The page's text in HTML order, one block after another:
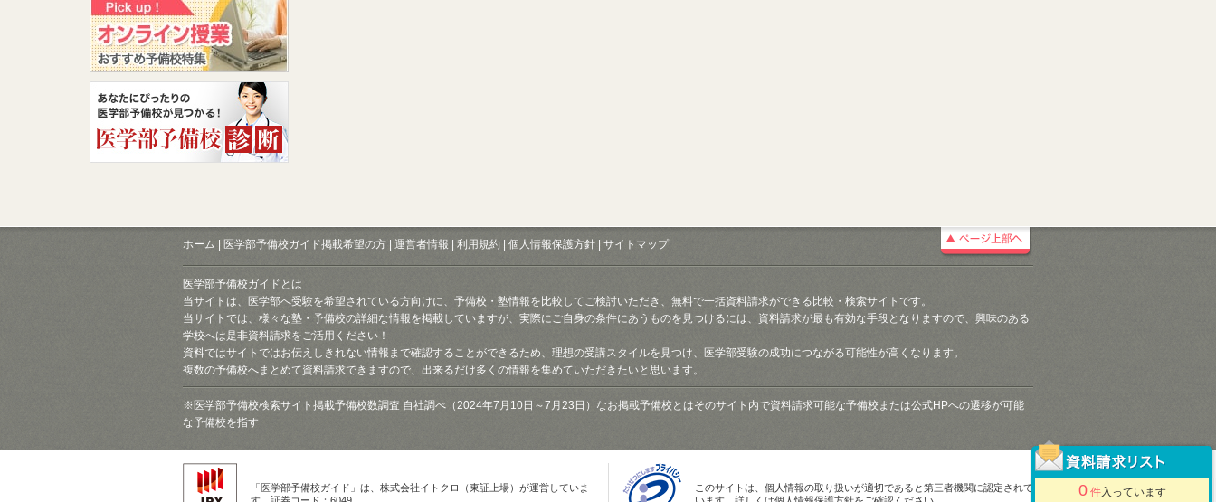
0 件入っています
ホーム 医学部予備校ガイド掲載希望の方 運営者情報 利用規約 個人情報保護方針 サイトマップ
医学部予備校ガイドとは
当サイトは、医学部へ受験を希望されている方向けに、予備校・塾情報を比較してご検討いただき、無料で一括資料請求ができる比較・検索サイトです。
当サイトでは、様々な塾・予備校の詳細な情報を掲載していますが、実際にご自身の条件にあうものを見つけるには、資料請求が最も有効な手段となりますので、興味のある
学校へは是非資料請求をご活用ください！
資料ではサイトではお伝えしきれない情報まで確認することができるため、理想の受講スタイルを見つけ、医学部受験の成功につながる可能性が高くなります。
複数の予備校へまとめて資料請求できますので、出来るだけ多くの情報を集めていただきたいと思います。
※医学部予備校検索サイト掲載予備校数調査 自社調べ（2024年7月10日～7月23日）なお掲載予備校とはそのサイト内で資料請求可能な予備校または公式HPへの遷移が可能
な予備校を指す
「医学部予備校ガイド」は、株式会社イトクロ（東証上場）が運営していま
す。証券コード：6049
このサイトは、個人情報の取り扱いが適切であると第三者機関に認定されて
います。詳しくは個人情報保護方針をご確認ください。